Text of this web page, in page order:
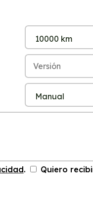
. Quiero